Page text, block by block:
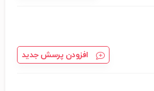
افزودن پرسش جدید